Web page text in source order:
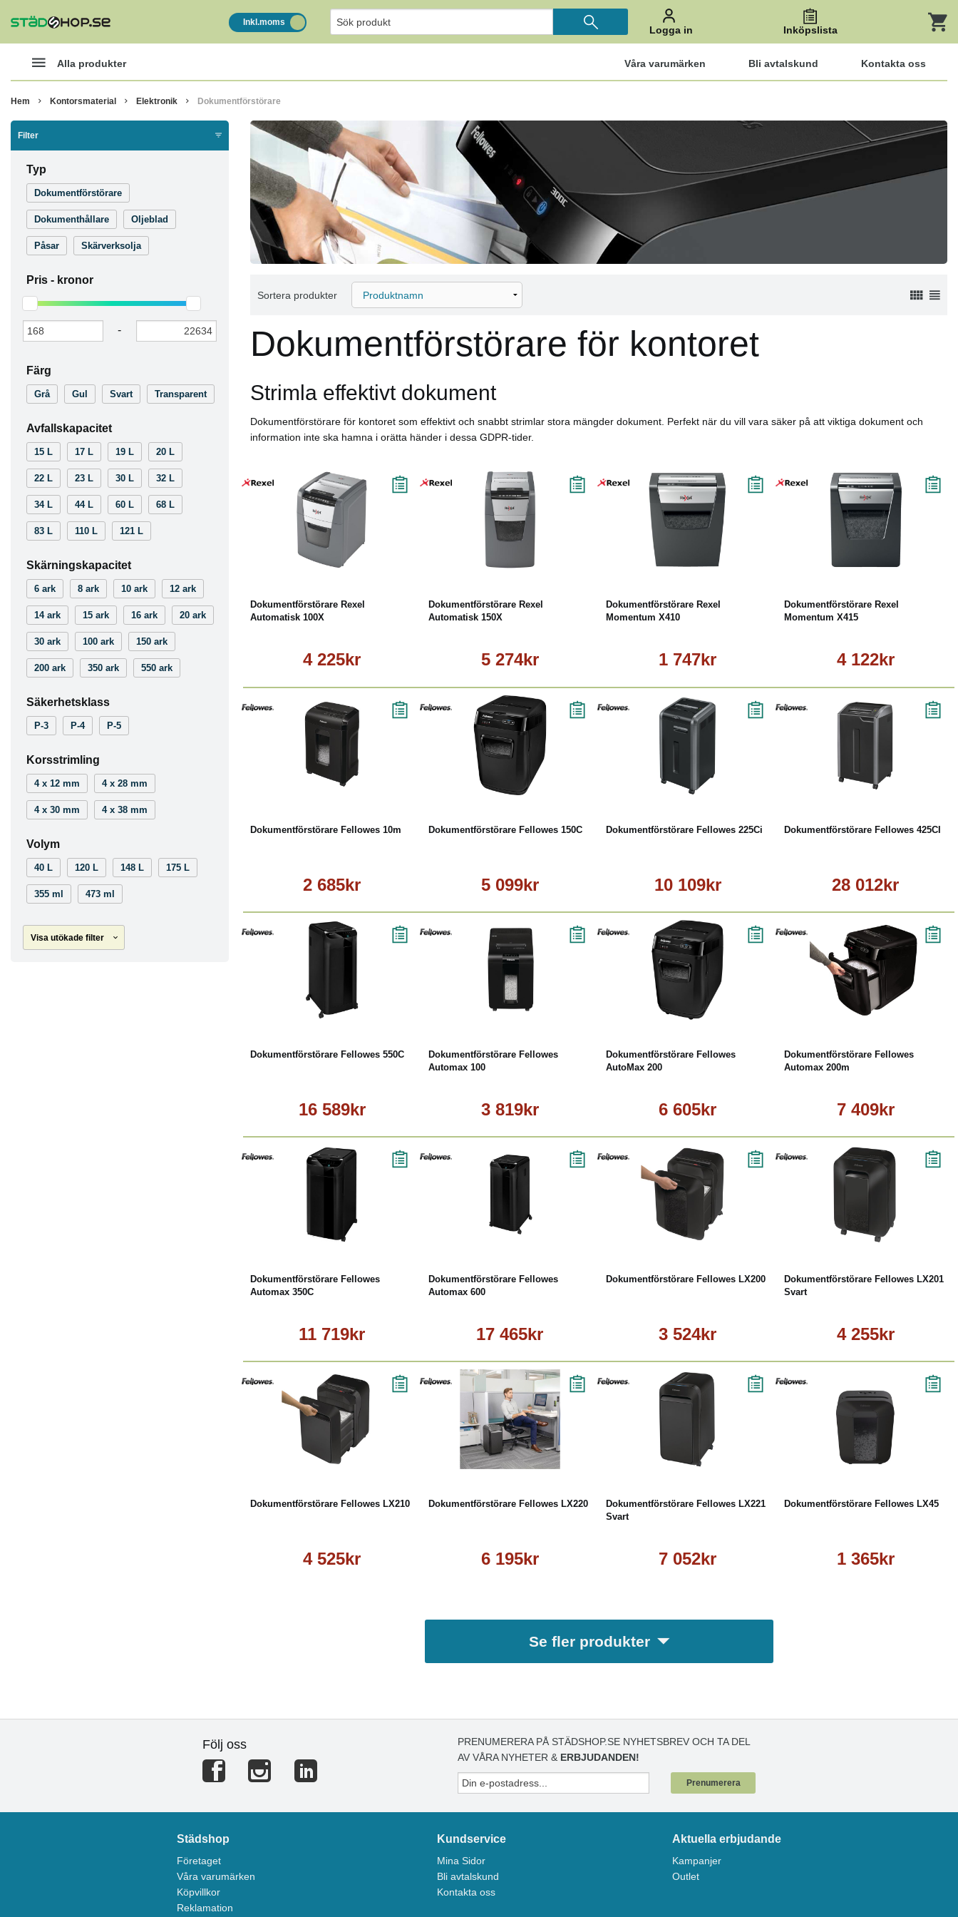
Inkl.moms
Logga in Inköpslista
Alla produkter Våra varumärken Bli avtalskund Kontakta oss
Hem Kontorsmaterial Elektronik Dokumentförstörare
Filter
Typ
Dokumentförstörare
Dokumenthållare Oljeblad
Påsar Skärverksolja
Pris - kronor
-
Färg
Grå Gul Svart Transparent
Avfallskapacitet
15 L 17 L 19 L 20 L
22 L 23 L 30 L 32 L
34 L 44 L 60 L 68 L
83 L 110 L 121 L
Skärningskapacitet
6 ark 8 ark 10 ark 12 ark
14 ark 15 ark 16 ark 20 ark
30 ark 100 ark 150 ark
200 ark 350 ark 550 ark
Säkerhetsklass
P-3 P-4 P-5
Korsstrimling
4 x 12 mm 4 x 28 mm
4 x 30 mm 4 x 38 mm
Volym
40 L 120 L 148 L 175 L
355 ml 473 ml
Visa utökade filter
Sortera produkter
Dokumentförstörare för kontoret
Strimla effektivt dokument
Dokumentförstörare för kontoret som effektivt och snabbt strimlar stora mängder dokument. Perfekt när du vill vara säker på att viktiga dokument och
information inte ska hamna i orätta händer i dessa GDPR-tider.
Dokumentförstörare Rexel
Automatisk 100X
4 225kr
Köp
Dokumentförstörare Rexel
Automatisk 150X
5 274kr
Dokumentförstörare Rexel
Momentum X410
1 747kr
Köp Läs mer
Dokumentförstörare Rexel
Momentum X415
4 122kr
Läs mer
Dokumentförstörare Fellowes 10m
2 685kr
Dokumentförstörare Fellowes 150C
5 099kr
Dokumentförstörare Fellowes 225Ci
10 109kr
Dokumentförstörare Fellowes 425CI
28 012kr
Dokumentförstörare Fellowes 550C
16 589kr
Dokumentförstörare Fellowes
Automax 100
3 819kr
Dokumentförstörare Fellowes
AutoMax 200
6 605kr
Dokumentförstörare Fellowes
Automax 200m
7 409kr
Dokumentförstörare Fellowes
Automax 350C
11 719kr
Dokumentförstörare Fellowes
Automax 600
17 465kr
Dokumentförstörare Fellowes LX200
3 524kr
Dokumentförstörare Fellowes LX201
Svart
4 255kr
Dokumentförstörare Fellowes LX210
4 525kr
Dokumentförstörare Fellowes LX220
6 195kr
Köp Läs mer
Dokumentförstörare Fellowes LX221
Svart
7 052kr
Dokumentförstörare Fellowes LX45
1 365kr
Se fler produkter
Följ oss
PRENUMERERA PÅ STÄDSHOP.SE NYHETSBREV OCH TA DEL
AV VÅRA NYHETER & ERBJUDANDEN!
Prenumerera
Städshop
Företaget
Våra varumärken
Köpvillkor
Reklamation
Kundservice
Mina Sidor
Bli avtalskund
Kontakta oss
Aktuella erbjudande
Kampanjer
Outlet